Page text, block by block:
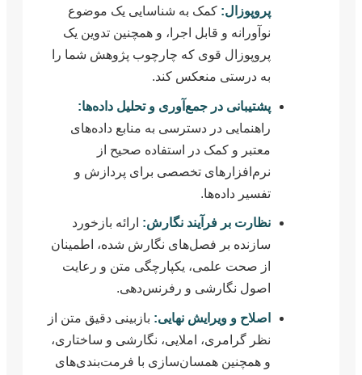
پروپوزال: کمک به شناسایی یک موضوع
نوآورانه و قابل اجرا، و همچنین تدوین یک
پروپوزال قوی که چارچوب پژوهش شما را
به درستی منعکس کند.
پشتیبانی در جمع‌آوری و تحلیل داده‌ها:
راهنمایی در دسترسی به منابع داده‌های
معتبر و کمک در استفاده صحیح از
نرم‌افزارهای تخصصی برای پردازش و
تفسیر داده‌ها.
نظارت بر فرآیند نگارش: ارائه بازخورد
سازنده بر فصل‌های نگارش شده، اطمینان
از صحت علمی، یکپارچگی متن و رعایت
اصول نگارشی و رفرنس‌دهی.
اصلاح و ویرایش نهایی: بازبینی دقیق متن از
نظر گرامری، املایی، نگارشی و ساختاری،
و همچنین همسان‌سازی با فرمت‌بندی‌های